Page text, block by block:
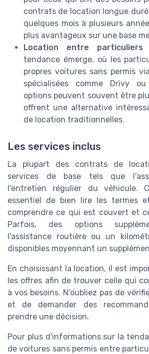
contrats de location longue
quelques mois à plusieurs
plus avantageux sur une base
Location entre particuliers
tendance émerge, où les
propres voitures sans permis
spécialisées comme Drivy
options peuvent souvent être
offrent une alternative
de location traditionnelles.
Les services inclus
La plupart des contrats de
services de base tels que
l'entretien régulier du véhicule.
essentiel de bien lire les termes
comprendre ce qui est couvert et
Parfois, des options
l'assistance routière ou un
disponibles moyennant un
En choisissant la location, il est
les offres afin de trouver celle qui
à vos besoins. N'oubliez pas de
et de demander des
prendre une décision.
Pour plus d'informations sur la
de voitures sans permis entre